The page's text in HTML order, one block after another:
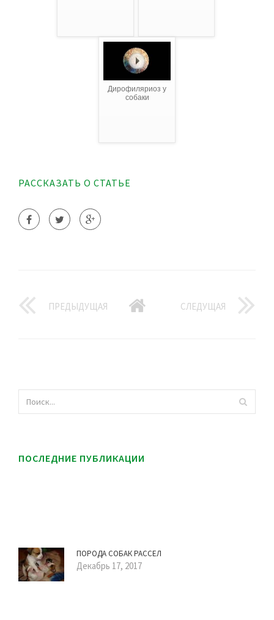
Дирофиляриоз у
собаки
РАССКАЗАТЬ О СТАТЬЕ
ПРЕДЫДУЩАЯ СЛЕДУЩАЯ
ПОСЛЕДНИЕ ПУБЛИКАЦИИ
ПОРОДА СОБАК РАССЕЛ
Декабрь 17, 2017